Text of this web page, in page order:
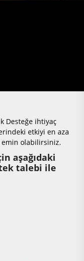
Desteğe ihtiyaç
etkiyi en aza
olabilirsiniz.
aşağıdaki
talebi ile